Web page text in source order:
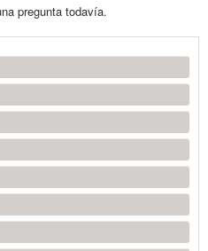
pregunta todavía.